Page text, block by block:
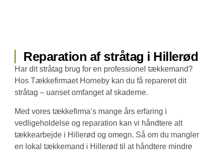
Reparation af stråtag i Hillerød
Har dit stråtag brug for en professionel tækkemand?
Hos Tækkefirmaet Horneby kan du få repareret dit
stråtag – uanset omfanget af skaderne.
Med vores tækkefirma’s mange års erfaring i
vedligeholdelse og reparation kan vi håndtere alt
tækkearbejde i Hillerød og omegn. Så om du mangler
en lokal tækkemand i Hillerød til at håndtere mindre